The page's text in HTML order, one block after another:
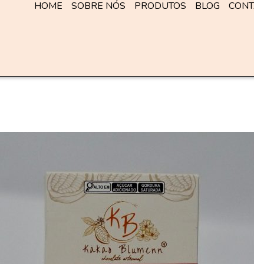
HOME SOBRE NÓS PRODUTOS BLOG